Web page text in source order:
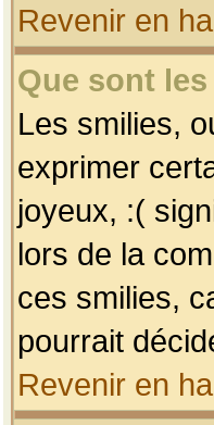
Revenir en
Que sont
Les smilies,
exprimer
joyeux, :(
lors de la
ces smilies,
pourrait
Revenir en